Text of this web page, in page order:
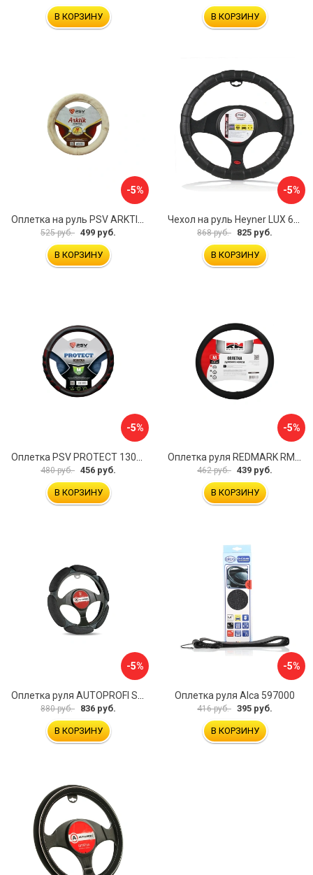
В КОРЗИНУ В КОРЗИНУ
-5%
525 руб. 499 руб.
В КОРЗИНУ
-5%
868 руб. 825 руб.
В КОРЗИНУ
-5%
Оплетка PSV PROTECT 130503
480 руб. 456 руб.
В КОРЗИНУ
-5%
Оплетка руля REDMARK RM78002
462 руб. 439 руб.
В КОРЗИНУ
-5%
880 руб. 836 руб.
В КОРЗИНУ
-5%
Оплетка руля Alca 597000
416 руб. 395 руб.
В КОРЗИНУ